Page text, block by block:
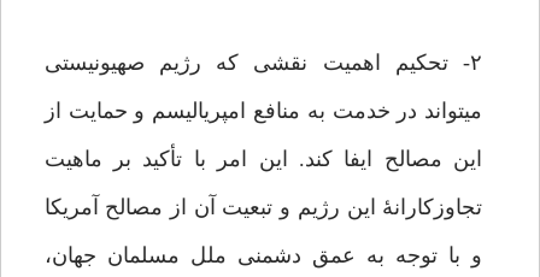
۲- تحکیم اهمیت نقشی که رژیم صهیونیستی
می‏تواند در خدمت به منافع امپریالیسم و حمایت از
این مصالح ایفا کند. این امر با تأکید بر ماهیت
تجاوزکارانۀ این رژیم و تبعیت آن از مصالح آمریکا
و با توجه به عمق دشمنی ملل مسلمان جهان،